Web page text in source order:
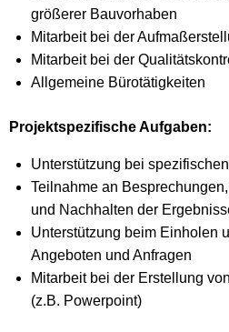
größerer Bauvorhaben
Mitarbeit bei der
Mitarbeit bei der
Allgemeine Bürotätigkeiten
Projektspezifische Aufgaben:
Unterstützung bei
Teilnahme an
und Nachhalten der
Unterstützung beim Einholen
Angeboten und Anfragen
Mitarbeit bei der Erstellung
(z.B. Powerpoint)